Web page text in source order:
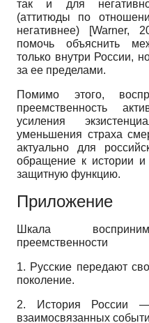
так и для
(аттитюды по
негативнее)
[Warner,
помочь объяснить
только внутри России,
за ее пределами.
Помимо этого,
преемственность
усиления
уменьшения страха
актуально для
обращение к истории и
защитную функцию.
Приложение
Шкала
преемственности
1. Русские передают
поколение.
2. История России —
взаимосвязанных